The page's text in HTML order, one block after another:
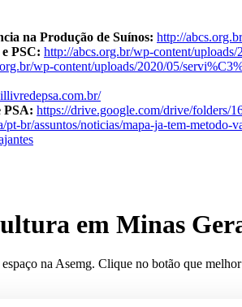
na Produção de Suínos: http://
PSC: http://abcs.org.br/wp-content/
wp-content/uploads/2020/05/
PSA: https://drive.google.com/drive/
br/assuntos/noticias/mapa-ja-tem-metodo-
em Minas
na Asemg. Clique no botão que